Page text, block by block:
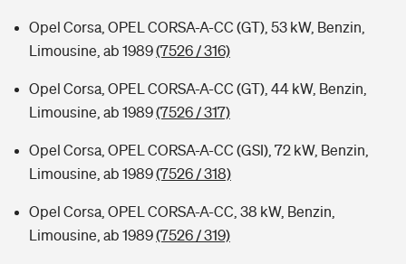
Opel Corsa, OPEL CORSA-A-CC (GT), 53 kW, Benzin,
Limousine, ab 1989(7526 / 316)
Opel Corsa, OPEL CORSA-A-CC (GT), 44 kW, Benzin,
Limousine, ab 1989(7526 / 317)
Opel Corsa, OPEL CORSA-A-CC (GSI), 72 kW, Benzin,
Limousine, ab 1989(7526 / 318)
Opel Corsa, OPEL CORSA-A-CC, 38 kW, Benzin,
Limousine, ab 1989(7526 / 319)